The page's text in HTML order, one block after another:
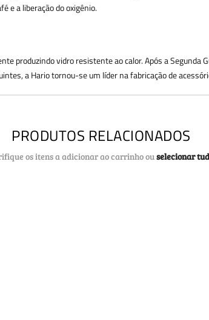
e a liberação do oxigênio.
produzindo vidro resistente ao calor. Após a Segunda
a Hario tornou-se um líder na fabricação de
PRODUTOS RELACIONADOS
os itens a adicionar ao carrinho ou selecionar